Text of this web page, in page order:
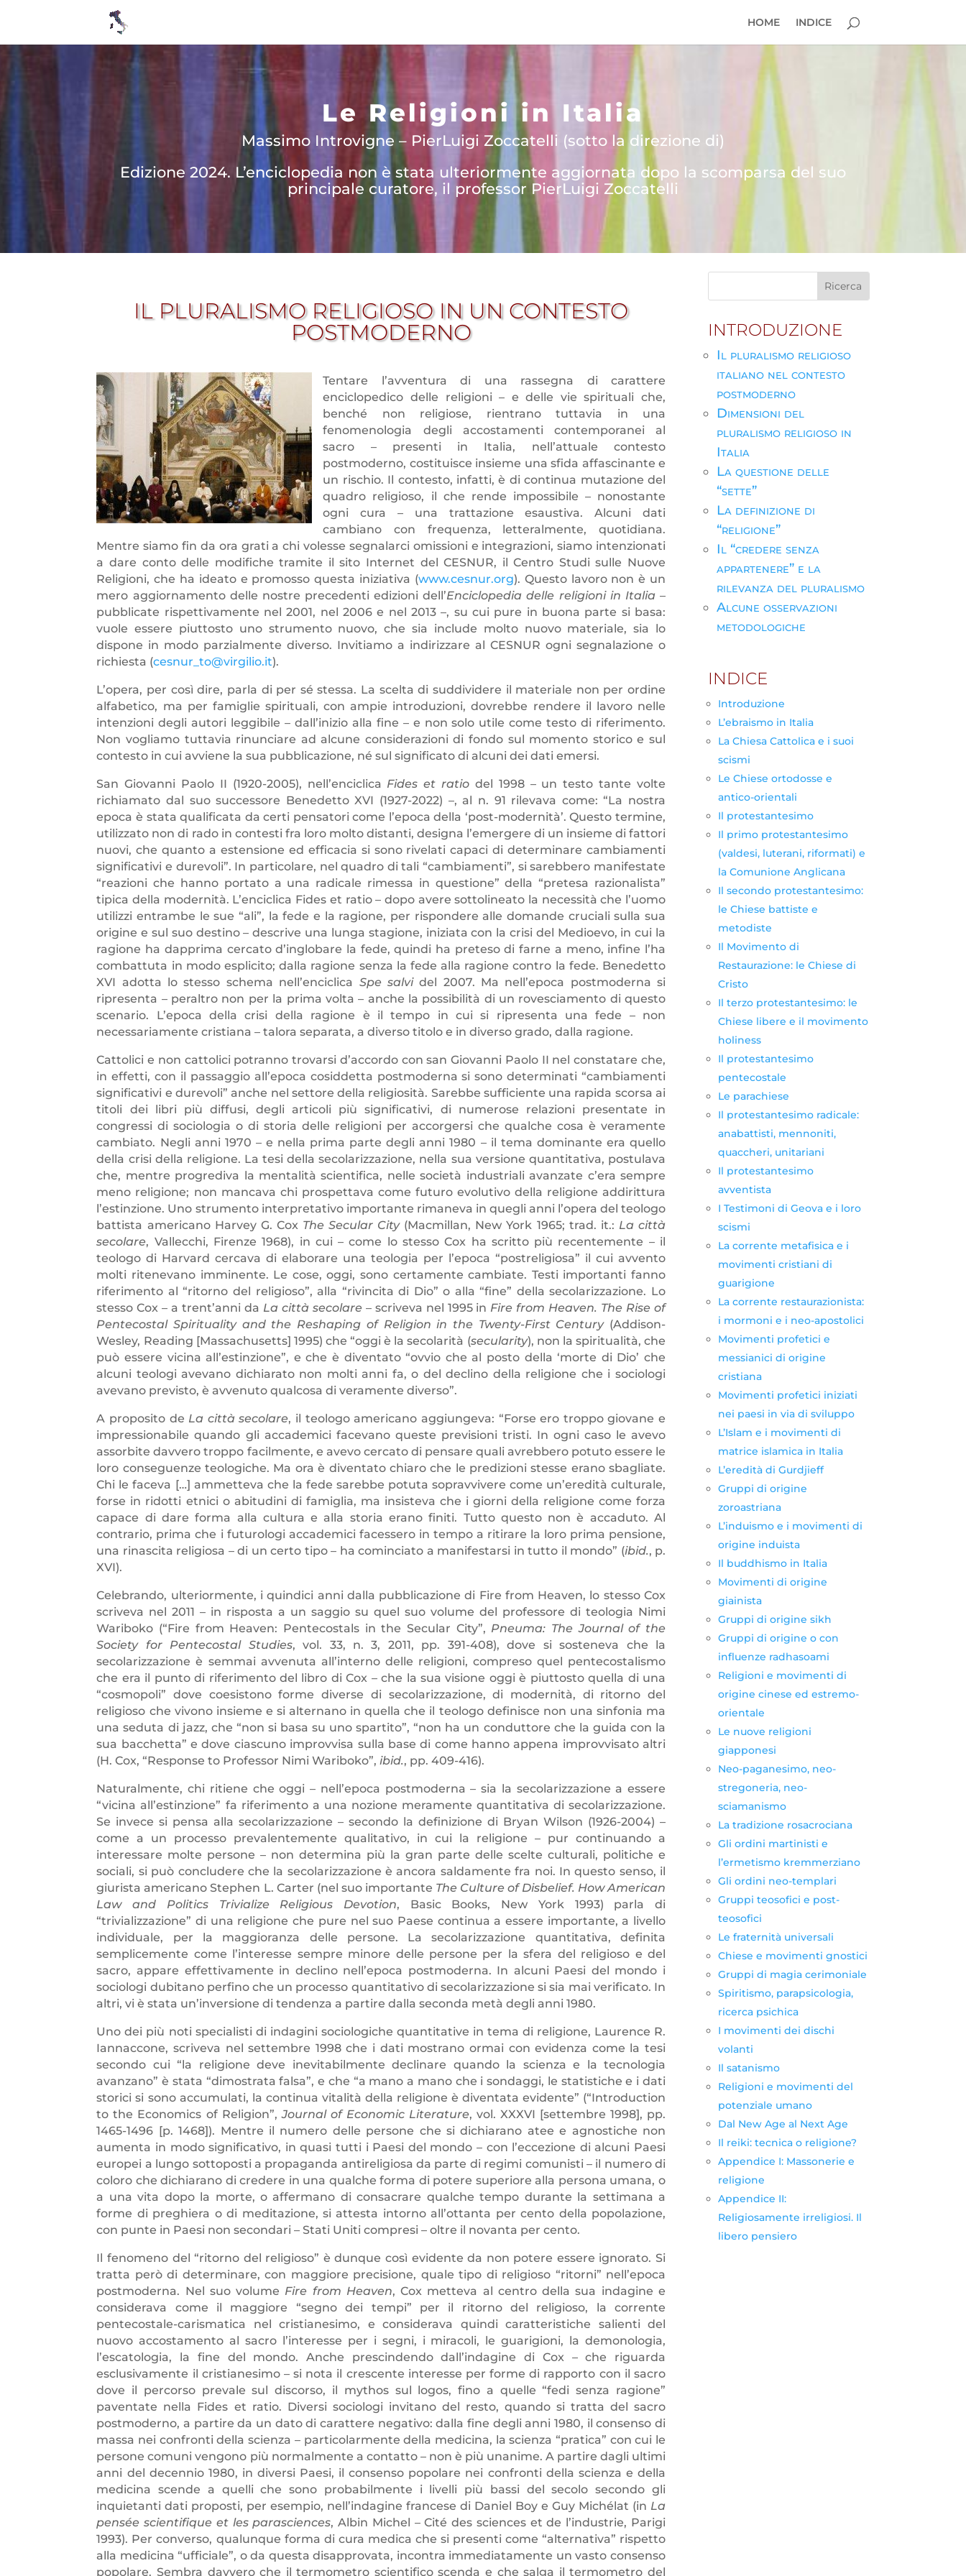
HOME INDICE
Le Religioni in Italia
Massimo Introvigne – PierLuigi Zoccatelli (sotto la direzione di)
Edizione 2024. L’enciclopedia non è stata ulteriormente aggiornata dopo la scomparsa del suo
principale curatore, il professor PierLuigi Zoccatelli
IL PLURALISMO RELIGIOSO IN UN CONTESTO
POSTMODERNO
Tentare l’avventura di una rassegna di carattere
enciclopedico delle religioni – e delle vie spirituali che,
benché non religiose, rientrano tuttavia in una
fenomenologia degli accostamenti contemporanei al
sacro – presenti in Italia, nell’attuale contesto
postmoderno, costituisce insieme una sfida affascinante e
un rischio. Il contesto, infatti, è di continua mutazione del
quadro religioso, il che rende impossibile – nonostante
ogni cura – una trattazione esaustiva. Alcuni dati
cambiano con frequenza, letteralmente, quotidiana.
Mentre siamo fin da ora grati a chi volesse segnalarci omissioni e integrazioni, siamo intenzionati
a dare conto delle modifiche tramite il sito Internet del CESNUR, il Centro Studi sulle Nuove
Religioni, che ha ideato e promosso questa iniziativa (www.cesnur.org). Questo lavoro non è un
mero aggiornamento delle nostre precedenti edizioni dell’Enciclopedia delle religioni in Italia –
pubblicate rispettivamente nel 2001, nel 2006 e nel 2013 –, su cui pure in buona parte si basa:
vuole essere piuttosto uno strumento nuovo, che sia include molto nuovo materiale, sia lo
dispone in modo parzialmente diverso. Invitiamo a indirizzare al CESNUR ogni segnalazione o
richiesta (cesnur_to@virgilio.it).
L’opera, per così dire, parla di per sé stessa. La scelta di suddividere il materiale non per ordine
alfabetico, ma per famiglie spirituali, con ampie introduzioni, dovrebbe rendere il lavoro nelle
intenzioni degli autori leggibile – dall’inizio alla fine – e non solo utile come testo di riferimento.
Non vogliamo tuttavia rinunciare ad alcune considerazioni di fondo sul momento storico e sul
contesto in cui avviene la sua pubblicazione, né sul significato di alcuni dei dati emersi.
San Giovanni Paolo II (1920-2005), nell’enciclica Fides et ratio del 1998 – un testo tante volte
richiamato dal suo successore Benedetto XVI (1927-2022) –, al n. 91 rilevava come: “La nostra
epoca è stata qualificata da certi pensatori come l’epoca della ‘post-modernità’. Questo termine,
utilizzato non di rado in contesti fra loro molto distanti, designa l’emergere di un insieme di fattori
nuovi, che quanto a estensione ed efficacia si sono rivelati capaci di determinare cambiamenti
significativi e durevoli”. In particolare, nel quadro di tali “cambiamenti”, si sarebbero manifestate
“reazioni che hanno portato a una radicale rimessa in questione” della “pretesa razionalista”
tipica della modernità. L’enciclica Fides et ratio – dopo avere sottolineato la necessità che l’uomo
utilizzi entrambe le sue “ali”, la fede e la ragione, per rispondere alle domande cruciali sulla sua
origine e sul suo destino – descrive una lunga stagione, iniziata con la crisi del Medioevo, in cui la
ragione ha dapprima cercato d’inglobare la fede, quindi ha preteso di farne a meno, infine l’ha
combattuta in modo esplicito; dalla ragione senza la fede alla ragione contro la fede. Benedetto
XVI adotta lo stesso schema nell’enciclica Spe salvidel 2007. Ma nell’epoca postmoderna si
ripresenta – peraltro non per la prima volta – anche la possibilità di un rovesciamento di questo
scenario. L’epoca della crisi della ragione è il tempo in cui si ripresenta una fede – non
necessariamente cristiana – talora separata, a diverso titolo e in diverso grado, dalla ragione.
Cattolici e non cattolici potranno trovarsi d’accordo con san Giovanni Paolo II nel constatare che,
in effetti, con il passaggio all’epoca cosiddetta postmoderna si sono determinati “cambiamenti
significativi e durevoli” anche nel settore della religiosità. Sarebbe sufficiente una rapida scorsa ai
titoli dei libri più diffusi, degli articoli più significativi, di numerose relazioni presentate in
congressi di sociologia o di storia delle religioni per accorgersi che qualche cosa è veramente
cambiato. Negli anni 1970 – e nella prima parte degli anni 1980 – il tema dominante era quello
della crisi della religione. La tesi della secolarizzazione, nella sua versione quantitativa, postulava
che, mentre progrediva la mentalità scientifica, nelle società industriali avanzate c’era sempre
meno religione; non mancava chi prospettava come futuro evolutivo della religione addirittura
l’estinzione. Uno strumento interpretativo importante rimaneva in quegli anni l’opera del teologo
battista americano Harvey G. Cox The Secular City(Macmillan, New York 1965; trad. it.: La città
secolare, Vallecchi, Firenze 1968), in cui – come lo stesso Cox ha scritto più recentemente – il
teologo di Harvard cercava di elaborare una teologia per l’epoca “postreligiosa” il cui avvento
molti ritenevano imminente. Le cose, oggi, sono certamente cambiate. Testi importanti fanno
riferimento al “ritorno del religioso”, alla “rivincita di Dio” o alla “fine” della secolarizzazione. Lo
stesso Cox – a trent’anni da La città secolare– scriveva nel 1995 in Fire from Heaven. The Rise of
Pentecostal Spirituality and the Reshaping of Religion in the Twenty-First Century(Addison-
Wesley, Reading [Massachusetts] 1995) che “oggi è la secolarità (secularity), non la spiritualità, che
può essere vicina all’estinzione”, e che è diventato “ovvio che al posto della ‘morte di Dio’ che
alcuni teologi avevano dichiarato non molti anni fa, o del declino della religione che i sociologi
avevano previsto, è avvenuto qualcosa di veramente diverso”.
A proposito de La città secolare, il teologo americano aggiungeva: “Forse ero troppo giovane e
impressionabile quando gli accademici facevano queste previsioni tristi. In ogni caso le avevo
assorbite davvero troppo facilmente, e avevo cercato di pensare quali avrebbero potuto essere le
loro conseguenze teologiche. Ma ora è diventato chiaro che le predizioni stesse erano sbagliate.
Chi le faceva […] ammetteva che la fede sarebbe potuta sopravvivere come un’eredità culturale,
forse in ridotti etnici o abitudini di famiglia, ma insisteva che i giorni della religione come forza
capace di dare forma alla cultura e alla storia erano finiti. Tutto questo non è accaduto. Al
contrario, prima che i futurologi accademici facessero in tempo a ritirare la loro prima pensione,
una rinascita religiosa – di un certo tipo – ha cominciato a manifestarsi in tutto il mondo” (ibid., p.
XVI).
Celebrando, ulteriormente, i quindici anni dalla pubblicazione di Fire from Heaven, lo stesso Cox
scriveva nel 2011 – in risposta a un saggio su quel suo volume del professore di teologia Nimi
Wariboko (“Fire from Heaven: Pentecostals in the Secular City”, Pneuma: The Journal of the
Society for Pentecostal Studies, vol. 33, n. 3, 2011, pp. 391-408), dove si sosteneva che la
secolarizzazione è semmai avvenuta all’interno delle religioni, compreso quel pentecostalismo
che era il punto di riferimento del libro di Cox – che la sua visione oggi è piuttosto quella di una
“cosmopoli” dove coesistono forme diverse di secolarizzazione, di modernità, di ritorno del
religioso che vivono insieme e si alternano in quella che il teologo definisce non una sinfonia ma
una seduta di jazz, che “non si basa su uno spartito”, “non ha un conduttore che la guida con la
sua bacchetta” e dove ciascuno improvvisa sulla base di come hanno appena improvvisato altri
(H. Cox, “Response to Professor Nimi Wariboko”, ibid., pp. 409-416).
Naturalmente, chi ritiene che oggi – nell’epoca postmoderna – sia la secolarizzazione a essere
“vicina all’estinzione” fa riferimento a una nozione meramente quantitativa di secolarizzazione.
Se invece si pensa alla secolarizzazione – secondo la definizione di Bryan Wilson (1926-2004) –
come a un processo prevalentemente qualitativo, in cui la religione – pur continuando a
interessare molte persone – non determina più la gran parte delle scelte culturali, politiche e
sociali, si può concludere che la secolarizzazione è ancora saldamente fra noi. In questo senso, il
giurista americano Stephen L. Carter (nel suo importante The Culture of Disbelief. How American
Law and Politics Trivialize Religious Devotion, Basic Books, New York 1993) parla di
“trivializzazione” di una religione che pure nel suo Paese continua a essere importante, a livello
individuale, per la maggioranza delle persone. La secolarizzazione quantitativa, definita
semplicemente come l’interesse sempre minore delle persone per la sfera del religioso e del
sacro, appare effettivamente in declino nell’epoca postmoderna. In alcuni Paesi del mondo i
sociologi dubitano perfino che un processo quantitativo di secolarizzazione si sia mai verificato. In
altri, vi è stata un’inversione di tendenza a partire dalla seconda metà degli anni 1980.
Uno dei più noti specialisti di indagini sociologiche quantitative in tema di religione, Laurence R.
Iannaccone, scriveva nel settembre 1998 che i dati mostrano ormai con evidenza come la tesi
secondo cui “la religione deve inevitabilmente declinare quando la scienza e la tecnologia
avanzano” è stata “dimostrata falsa”, e che “a mano a mano che i sondaggi, le statistiche e i dati
storici si sono accumulati, la continua vitalità della religione è diventata evidente” (“Introduction
to the Economics of Religion”,Journal of Economic Literature, vol. XXXVI [settembre 1998], pp.
1465-1496 [p. 1468]). Mentre il numero delle persone che si dichiarano atee e agnostiche non
aumenta in modo significativo, in quasi tutti i Paesi del mondo – con l’eccezione di alcuni Paesi
europei a lungo sottoposti a propaganda antireligiosa da parte di regimi comunisti – il numero di
coloro che dichiarano di credere in una qualche forma di potere superiore alla persona umana, o
a una vita dopo la morte, o affermano di consacrare qualche tempo durante la settimana a
forme di preghiera o di meditazione, si attesta intorno all’ottanta per cento della popolazione,
con punte in Paesi non secondari – Stati Uniti compresi – oltre il novanta per cento.
Il fenomeno del “ritorno del religioso” è dunque così evidente da non potere essere ignorato. Si
tratta però di determinare, con maggiore precisione, quale tipo di religioso “ritorni” nell’epoca
postmoderna. Nel suo volume Fire from Heaven, Cox metteva al centro della sua indagine e
considerava come il maggiore “segno dei tempi” per il ritorno del religioso, la corrente
pentecostale-carismatica nel cristianesimo, e considerava quindi caratteristiche salienti del
nuovo accostamento al sacro l’interesse per i segni, i miracoli, le guarigioni, la demonologia,
l’escatologia, la fine del mondo. Anche prescindendo dall’indagine di Cox – che riguarda
esclusivamente il cristianesimo – si nota il crescente interesse per forme di rapporto con il sacro
dove il percorso prevale sul discorso, il mythos sul logos, fino a quelle “fedi senza ragione”
paventate nella Fides et ratio. Diversi sociologi invitano del resto, quando si tratta del sacro
postmoderno, a partire da un dato di carattere negativo: dalla fine degli anni 1980, il consenso di
massa nei confronti della scienza – particolarmente della medicina, la scienza “pratica” con cui le
persone comuni vengono più normalmente a contatto – non è più unanime. A partire dagli ultimi
anni del decennio 1980, in diversi Paesi, il consenso popolare nei confronti della scienza e della
medicina scende a quelli che sono probabilmente i livelli più bassi del secolo secondo gli
inquietanti dati proposti, per esempio, nell’indagine francese di Daniel Boy e Guy Michélat (in La
pensée scientifique et les parasciences, Albin Michel – Cité des sciences et de l’industrie, Parigi
1993). Per converso, qualunque forma di cura medica che si presenti come “alternativa” rispetto
alla medicina “ufficiale”, o da questa disapprovata, incontra immediatamente un vasto consenso
popolare. Sembra davvero che il termometro scientifico scenda e che salga il termometro del
INTRODUZIONE
Il pluralismo religioso
italiano nel contesto
postmoderno
Dimensioni del
pluralismo religioso in
Italia
La questione delle
“sette”
La definizione di
“religione”
Il “credere senza
appartenere” e la
rilevanza del pluralismo
Alcune osservazioni
metodologiche
INDICE
Introduzione
L’ebraismo in Italia
La Chiesa Cattolica e i suoi
scismi
Le Chiese ortodosse e
antico-orientali
Il protestantesimo
Il primo protestantesimo
(valdesi, luterani, riformati) e
la Comunione Anglicana
Il secondo protestantesimo:
le Chiese battiste e
metodiste
Il Movimento di
Restaurazione: le Chiese di
Cristo
Il terzo protestantesimo: le
Chiese libere e il movimento
holiness
Il protestantesimo
pentecostale
Le parachiese
Il protestantesimo radicale:
anabattisti, mennoniti,
quaccheri, unitariani
Il protestantesimo
avventista
I Testimoni di Geova e i loro
scismi
La corrente metafisica e i
movimenti cristiani di
guarigione
La corrente restaurazionista:
i mormoni e i neo-apostolici
Movimenti profetici e
messianici di origine
cristiana
Movimenti profetici iniziati
nei paesi in via di sviluppo
L’Islam e i movimenti di
matrice islamica in Italia
L’eredità di Gurdjieff
Gruppi di origine
zoroastriana
L’induismo e i movimenti di
origine induista
Il buddhismo in Italia
Movimenti di origine
giainista
Gruppi di origine sikh
Gruppi di origine o con
influenze radhasoami
Religioni e movimenti di
origine cinese ed estremo-
orientale
Le nuove religioni
giapponesi
Neo-paganesimo, neo-
stregoneria, neo-
sciamanismo
La tradizione rosacrociana
Gli ordini martinisti e
l’ermetismo kremmerziano
Gli ordini neo-templari
Gruppi teosofici e post-
teosofici
Le fraternità universali
Chiese e movimenti gnostici
Gruppi di magia cerimoniale
Spiritismo, parapsicologia,
ricerca psichica
I movimenti dei dischi
volanti
Il satanismo
Religioni e movimenti del
potenziale umano
Dal New Age al Next Age
Il reiki: tecnica o religione?
Appendice I: Massonerie e
religione
Appendice II:
Religiosamente irreligiosi. Il
libero pensiero